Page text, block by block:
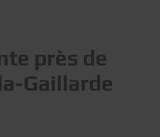
près de
Gaillarde